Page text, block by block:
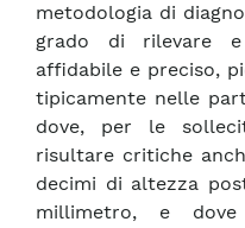
metodologia di
grado di rilevare e
affidabile e preciso,
tipicamente nelle
dove, per le
risultare critiche
decimi di altezza
millimetro, e